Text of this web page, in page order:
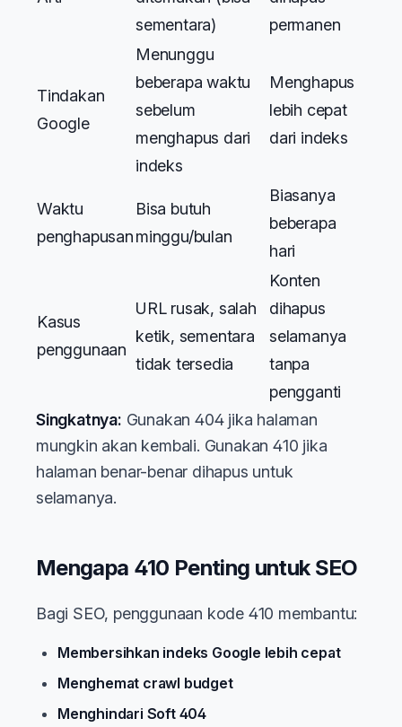
sementara)
permanen
Tindakan
Google
Menunggu
beberapa waktu
sebelum
menghapus dari
indeks
Menghapus
lebih cepat
dari indeks
Waktu
penghapusan
Bisa butuh
minggu/bulan
Biasanya
beberapa
hari
Kasus
penggunaan
URL rusak, salah
ketik, sementara
tidak tersedia
Konten
dihapus
selamanya
tanpa
pengganti
Singkatnya: Gunakan 404 jika halaman
mungkin akan kembali. Gunakan 410 jika
halaman benar-benar dihapus untuk
selamanya.
Mengapa 410 Penting untuk SEO
Bagi SEO, penggunaan kode 410 membantu:
Membersihkan indeks Google lebih cepat
Menghemat crawl budget
Menghindari Soft 404